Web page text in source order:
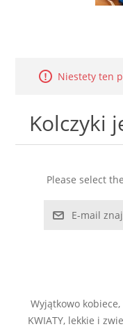
MASA PERŁOWA
RODOCHROZYT
Niestety ten
Kolczyki
Please select
E-mail
Wyjątkowo kobiece,
KWIATY, lekkie i